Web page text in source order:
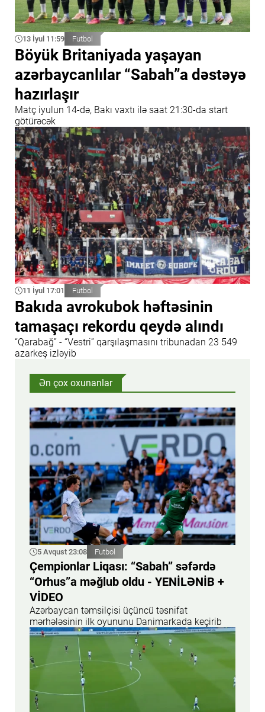
13 İyul 11:59 Futbol
Böyük Britaniyada yaşayan
azərbaycanlılar “Sabah”a dəstəyə
hazırlaşır
Matç iyulun 14-də, Bakı vaxtı ilə saat 21:30-da start
götürəcək
11 İyul 17:01 Futbol
Bakıda avrokubok həftəsinin
tamaşaçı rekordu qeydə alındı
“Qarabağ” - “Vestri” qarşılaşmasını tribunadan 23 549
azarkeş izləyib
Ən çox oxunanlar
5 Avqust 23:08 Futbol
Çempionlar Liqası: “Sabah” səfərdə
“Orhus”a məğlub oldu - YENİLƏNİB +
VİDEO
Azərbaycan təmsilçisi üçüncü təsnifat
mərhələsinin ilk oyununu Danimarkada keçirib